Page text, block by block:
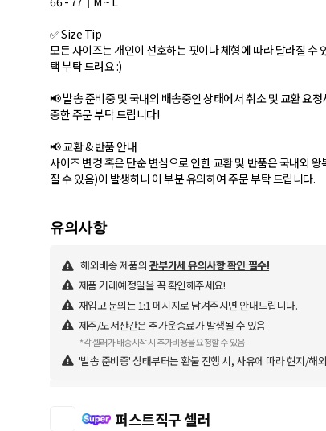
✅ Size Tip
모든 사이즈는 개인이 선호하는 핏이나 체형에 따라 달라질
택 부탁 드려요 :)
📢 발송 준비중 및 국내외 배송중인 상태에서 취소 및 교환 요
중한 주문 부탁 드립니다!
📢 교환 & 반품 안내
사이즈 변경 혹은 단순 변심으로 인한 교환 및 반품은 국내외
질 수 있음)이 발생하니 이 부분 유의하여 주문 부탁 드립니다.
유의사항
해외배송 제품의 관부가세 유의사항 확인 필수!
제품 거래예정일을 꼭 확인해주세요!
재입고 문의는 1:1 메시지로 남겨주시면 안내드립니다.
제주/도서산간은 추가운송료가 발생될 수 있음
*각 셀러가 배송시작 시 추가비용을 요청할 수 있음
'발송 준비중' 상태부터는 환불 진행 시, 사유에 따라 현지/해
퍼스트직구 셀러